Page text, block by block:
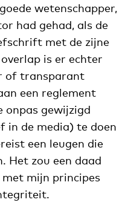
wetenschapper,
had gehad, als de
met de zijne
is er echter
of transparant
een reglement
onpas gewijzigd
in de media) te doen
een leugen die
Het zou een daad
mijn principes